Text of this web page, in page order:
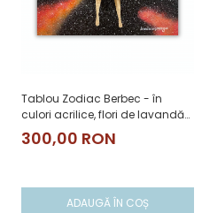
Tablou Zodiac Berbec - în
culori acrilice, flori de lavandă
lipite manual
300,00 RON
ADAUGĂ ÎN COȘ